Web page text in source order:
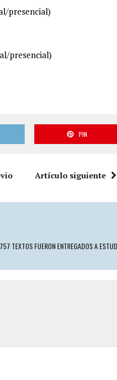
presencial)
presencial)
PIN
Artículo siguiente
TEXTOS FUERON ENTREGADOS A